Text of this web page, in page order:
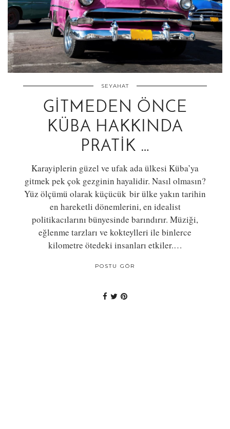
SEYAHAT
GITMEDEN ÖNCE
KÜBA HAKKINDA
PRATIK …
Karayiplerin güzel ve ufak ada ülkesi Küba’ya
gitmek pek çok gezginin hayalidir. Nasıl olmasın?
Yüz ölçümü olarak küçücük bir ülke yakın tarihin
en hareketli dönemlerini, en idealist
politikacılarını bünyesinde barındırır. Müziği,
eğlenme tarzları ve kokteylleri ile binlerce
kilometre ötedeki insanları etkiler.…
POSTU GÖR